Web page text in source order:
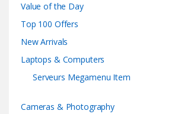
Value of the Day
Top 100 Offers
New Arrivals
Laptops & Computers
Serveurs Megamenu Item
Cameras & Photography